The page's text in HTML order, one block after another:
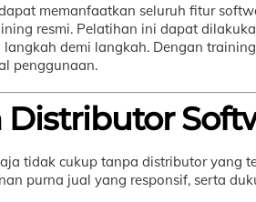
memanfaatkan seluruh fitur
resmi. Pelatihan ini dapat
demi langkah. Dengan
penggunaan.
tidak cukup tanpa distributor yang
purna jual yang responsif, serta